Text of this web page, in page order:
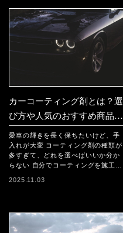
カーコーティング剤とは？選
び方や人気のおすすめ商品8
選を紹介【2025年最新版】
愛車の輝きを長く保ちたいけど、手
入れが大変 コーティング剤の種類が
多すぎて、どれを選べばいいか分か
らない 自分でコーティングを施工…
2025.11.03